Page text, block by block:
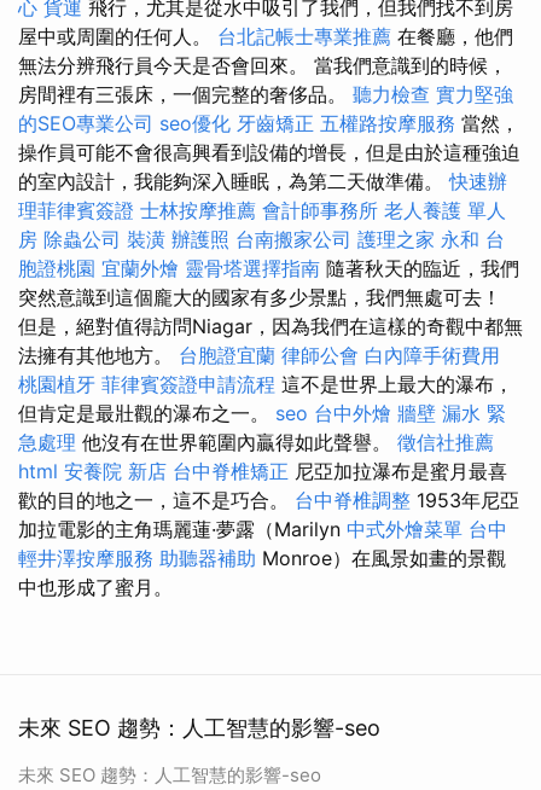
心 貨運 飛行，尤其是從水中吸引了我們，但我們找不到房
屋中或周圍的任何人。 台北記帳士專業推薦 在餐廳，他們
無法分辨飛行員今天是否會回來。 當我們意識到的時候，
房間裡有三張床，一個完整的奢侈品。 聽力檢查 實力堅強
的SEO專業公司 seo優化 牙齒矯正 五權路按摩服務 當然，
操作員可能不會很高興看到設備的增長，但是由於這種強迫
的室內設計，我能夠深入睡眠，為第二天做準備。快速辦
理菲律賓簽證 士林按摩推薦 會計師事務所 老人養護 單人
房 除蟲公司 裝潢 辦護照 台南搬家公司 護理之家 永和 台
胞證桃園 宜蘭外燴 靈骨塔選擇指南 隨著秋天的臨近，我們
突然意識到這個龐大的國家有多少景點，我們無處可去！
但是，絕對值得訪問Niagar，因為我們在這樣的奇觀中都無
法擁有其他地方。 台胞證宜蘭 律師公會 白內障手術費用
桃園植牙 菲律賓簽證申請流程 這不是世界上最大的瀑布，
但肯定是最壯觀的瀑布之一。 seo 台中外燴 牆壁 漏水 緊
急處理 他沒有在世界範圍內贏得如此聲譽。 徵信社推薦
html 安養院 新店 台中脊椎矯正 尼亞加拉瀑布是蜜月最喜
歡的目的地之一，這不是巧合。 台中脊椎調整 1953年尼亞
加拉電影的主角瑪麗蓮·夢露（Marilyn 中式外燴菜單 台中
輕井澤按摩服務 助聽器補助 Monroe）在風景如畫的景觀
中也形成了蜜月。
未來 SEO 趨勢：人工智慧的影響-seo
未來 SEO 趨勢：人工智慧的影響-seo